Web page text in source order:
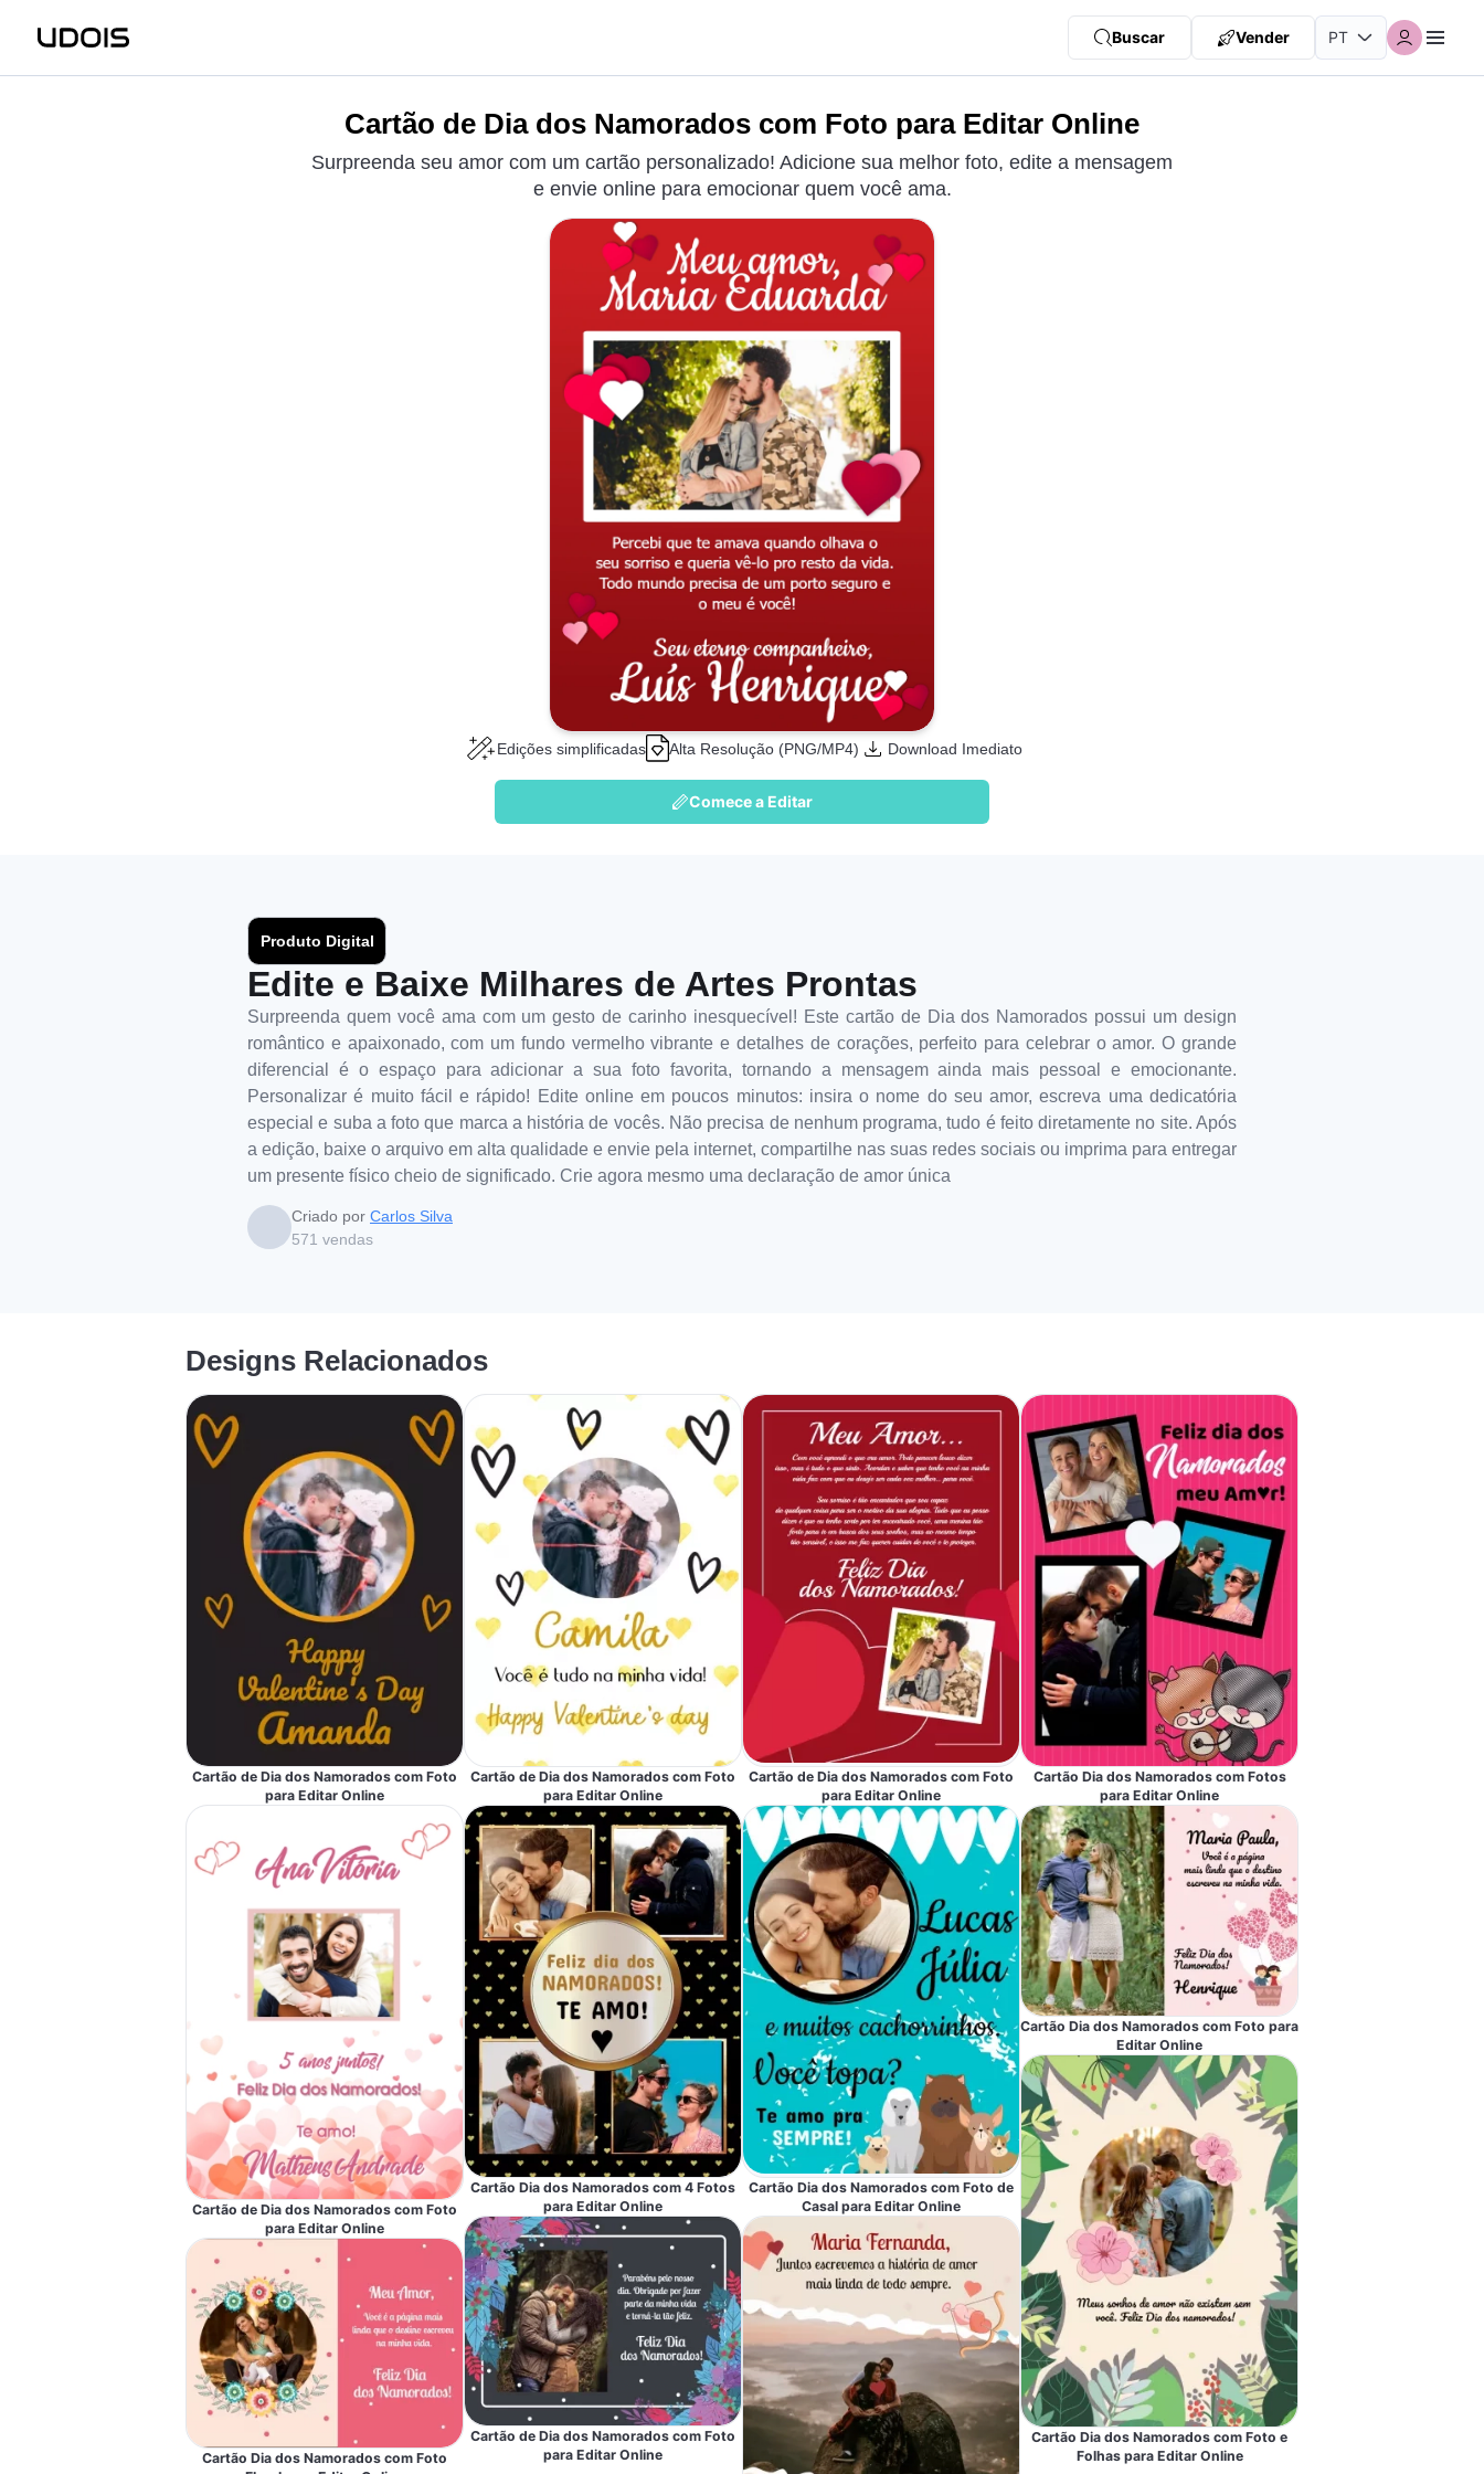
Buscar Vender
Cartão de Dia dos Namorados com Foto para Editar Online
Surpreenda seu amor com um cartão personalizado! Adicione sua melhor foto, edite a mensagem
e envie online para emocionar quem você ama.
Edições simplificadas Alta Resolução (PNG/MP4) Download Imediato
Comece a Editar
Produto Digital
Edite e Baixe Milhares de Artes Prontas
Surpreenda quem você ama com um gesto de carinho inesquecível! Este cartão de Dia dos Namorados possui um design
romântico e apaixonado, com um fundo vermelho vibrante e detalhes de corações, perfeito para celebrar o amor. O grande
diferencial é o espaço para adicionar a sua foto favorita, tornando a mensagem ainda mais pessoal e emocionante.
Personalizar é muito fácil e rápido! Edite online em poucos minutos: insira o nome do seu amor, escreva uma dedicatória
especial e suba a foto que marca a história de vocês. Não precisa de nenhum programa, tudo é feito diretamente no site. Após
a edição, baixe o arquivo em alta qualidade e envie pela internet, compartilhe nas suas redes sociais ou imprima para entregar
um presente físico cheio de significado. Crie agora mesmo uma declaração de amor única
Criado por Carlos Silva
571 vendas
Designs Relacionados
Cartão de Dia dos Namorados com Foto
para Editar Online
Cartão de Dia dos Namorados com Foto
para Editar Online
Cartão Dia dos Namorados com Foto
Cartão de Dia dos Namorados com Foto
para Editar Online
Cartão Dia dos Namorados com 4 Fotos
para Editar Online
Cartão de Dia dos Namorados com Foto
para Editar Online
Cartão de Dia dos Namorados com Foto
para Editar Online
Cartão Dia dos Namorados com Foto de
Casal para Editar Online
Cartão Dia dos Namorados com Fotos
para Editar Online
Cartão Dia dos Namorados com Foto para
Editar Online
Cartão Dia dos Namorados com Foto e
Folhas para Editar Online